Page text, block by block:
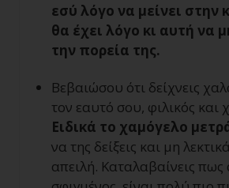
εσύ λόγο να μείνει στην
θα έχει λόγο κι αυτή να
την πορεία της.
Βεβαιώσου ότι δείχνεις
τον εαυτό σου, φιλικός και
Ειδικά το χαμόγελο
να της δείξεις και μη
απειλή. Καταλαβαίνεις πως